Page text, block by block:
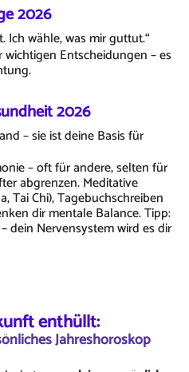
2026
Ich wähle, was mir guttut.“
Entscheidungen – es
2026
– sie ist deine Basis für
– oft für andere, selten für
abgrenzen. Meditative
Tai Chi), Tagebuchschreiben
dir mentale Balance. Tipp:
dein Nervensystem wird es dir
enthüllt:
Jahreshoroskop